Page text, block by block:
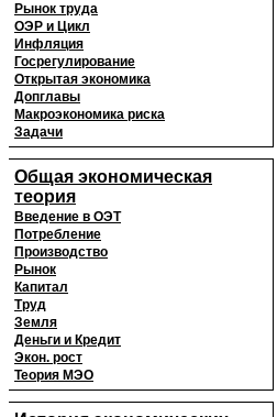
Рынок труда
ОЭР и Цикл
Инфляция
Госрегулирование
Открытая экономика
Допглавы
Макроэкономика риска
Задачи
Общая экономическая
теория
Введение в ОЭТ
Потребление
Производство
Рынок
Капитал
Труд
Земля
Деньги и Кредит
Экон. рост
Теория МЭО